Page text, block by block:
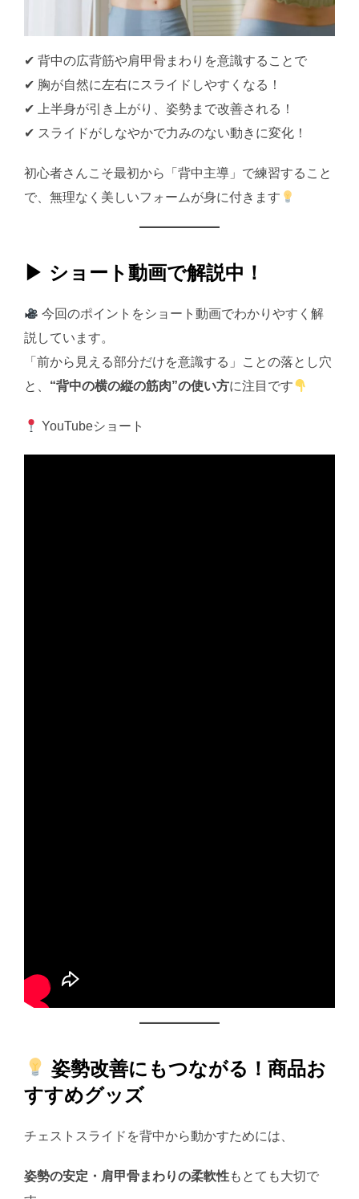
✔ 背中の広背筋や肩甲骨まわりを意識することで
✔ 胸が自然に左右にスライドしやすくなる！
✔ 上半身が引き上がり、姿勢まで改善される！
✔ スライドがしなやかで力みのない動きに変化！
初心者さんこそ最初から「背中主導」で練習すること
で、無理なく美しいフォームが身に付きます
▶ ショート動画で解説中！
今回のポイントをショート動画でわかりやすく解
説しています。
「前から見える部分だけを意識する」ことの落とし穴
と、 “背中の横の縦の筋肉”の使い方に注目です
YouTubeショート
姿勢改善にもつながる！商品お
すすめグッズ
チェストスライドを背中から動かすためには、
姿勢の安定・肩甲骨まわりの柔軟性もとても大切で